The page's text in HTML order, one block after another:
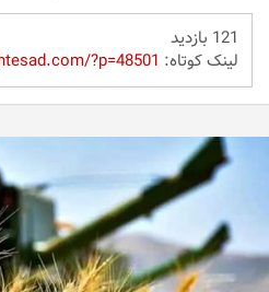
121 بازدید
لینک کوتاه:?p=48501